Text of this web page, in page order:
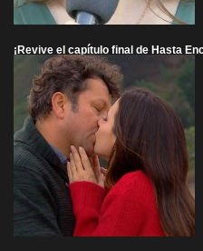
¡Revive el capítulo final de Hasta